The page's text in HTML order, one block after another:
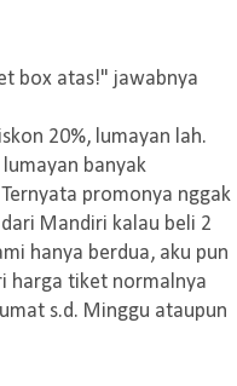
box atas!" jawabnya
20%, lumayan lah.
banyak
promonya nggak
Mandiri kalau beli 2
hanya berdua, aku pun
harga tiket normalnya
s.d. Minggu ataupun